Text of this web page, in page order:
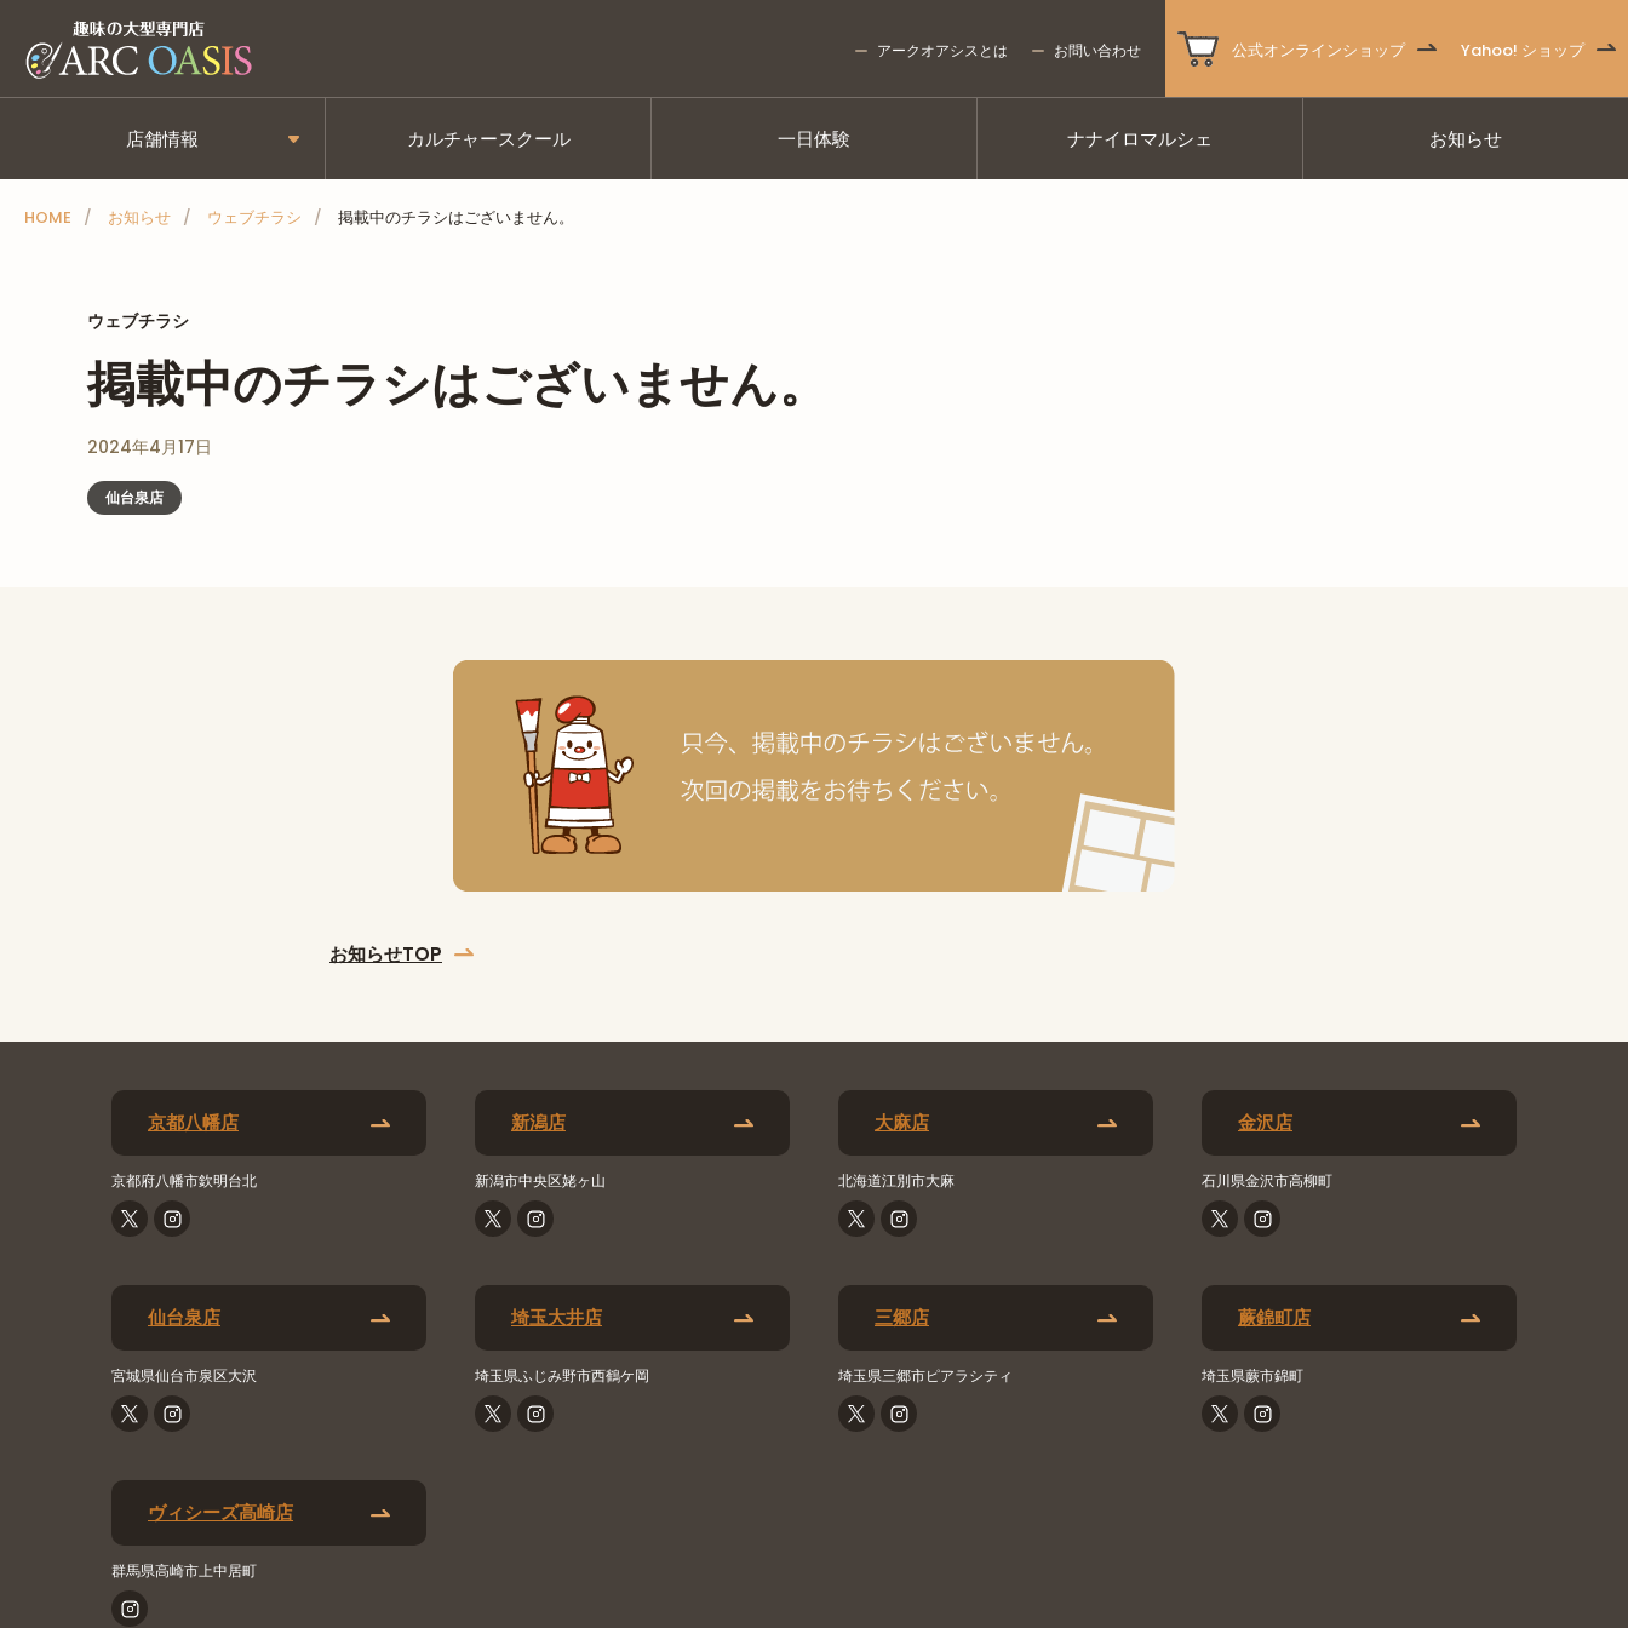
アークオアシスとは お問い合わせ 公式オンラインショップ Yahoo! ショップ
店舗情報 カルチャースクール 一日体験 ナナイロマルシェ お知らせ
HOME お知らせ ウェブチラシ 掲載中のチラシはございません。
ウェブチラシ
掲載中のチラシはございません。
2024年4月17日
仙台泉店
お知らせTOP
京都八幡店
京都府八幡市欽明台北
新潟店
新潟市中央区姥ヶ山
大麻店
北海道江別市大麻
金沢店
石川県金沢市高柳町
仙台泉店
宮城県仙台市泉区大沢
埼玉大井店
埼玉県ふじみ野市西鶴ケ岡
三郷店
埼玉県三郷市ピアラシティ
蕨錦町店
埼玉県蕨市錦町
ヴィシーズ高崎店
群馬県高崎市上中居町